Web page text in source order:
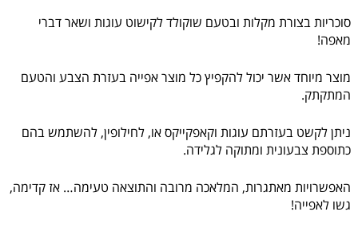
סוכריות בצורת מקלות ובטעם שוקולד לקישוט עוגות ושאר דברי
מאפה!
מוצר מיוחד אשר יכול להקפיץ כל מוצר אפייה בעזרת הצבע והטעם
המתקתק.
ניתן לקשט בעזרתם עוגות וקאפקייקס או, לחילופין, להשתמש בהם
כתוספת צבעונית ומתוקה לגלידה.
האפשרויות מאתגרות, המלאכה מרובה והתוצאה טעימה… אז קדימה,
גשו לאפייה!